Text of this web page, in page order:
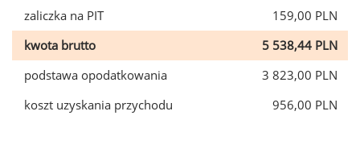
zaliczka na PIT
159,00 PLN
kwota brutto
5 538,44 PLN
podstawa opodatkowania
3 823,00 PLN
koszt uzyskania przychodu
956,00 PLN